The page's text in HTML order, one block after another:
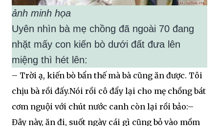
ảnh minh họa
Uyên nhìn bà mẹ chồng đã ngoài 70 đang
nhặt mấy con kiến bò dưới đất đưa lên
miệng thì hét lên:
– Trời ạ, kiến bò bẩn thế mà bà cũng ăn được. Tôi
chịu bà rồi đấy.Nói rồi cô đẩy lại cho mẹ chồng bát
cơm nguội với chút nước canh còn lại rồi bảo:–
Đây này, ăn đi, suốt ngày cái gì cũng bỏ vào mồm